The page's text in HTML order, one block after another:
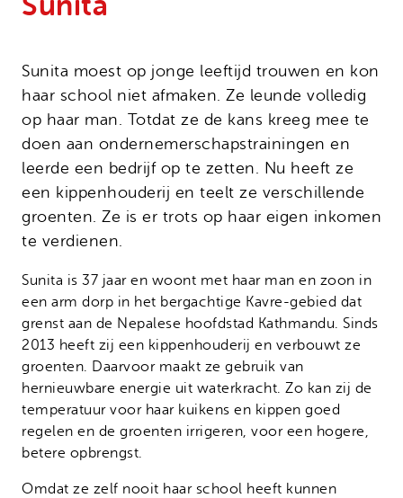
Sunita moest op jonge leeftijd trouwen en kon
haar school niet afmaken. Ze leunde volledig
op haar man. Totdat ze de kans kreeg mee te
doen aan ondernemerschapstrainingen en
leerde een bedrijf op te zetten. Nu heeft ze
een kippenhouderij en teelt ze verschillende
groenten. Ze is er trots op haar eigen inkomen
te verdienen.
Sunita is 37 jaar en woont met haar man en zoon in
een arm dorp in het bergachtige Kavre-gebied dat
grenst aan de Nepalese hoofdstad Kathmandu. Sinds
2013 heeft zij een kippenhouderij en verbouwt ze
groenten. Daarvoor maakt ze gebruik van
hernieuwbare energie uit waterkracht. Zo kan zij de
temperatuur voor haar kuikens en kippen goed
regelen en de groenten irrigeren, voor een hogere,
betere opbrengst.
Omdat ze zelf nooit haar school heeft kunnen
Noodfonds voor activisten
Onze successen
Veelgestelde vragen
Contact